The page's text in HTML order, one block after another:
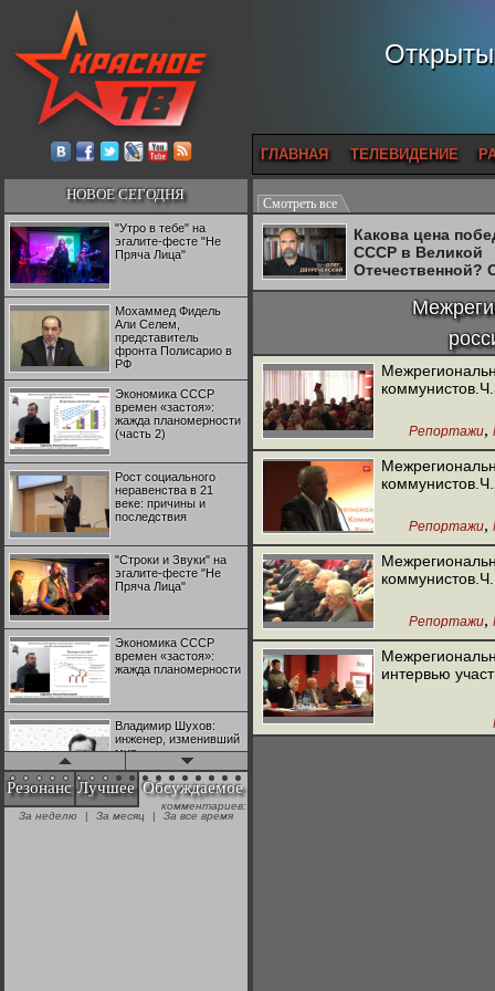
ГЛАВНАЯ ТЕЛЕВИДЕНИЕ
НОВОЕ СЕГОДНЯ
"Утро в тебе" на
эгалите-фесте "Не
Пряча Лица"
Мохаммед Фидель
Али Селем,
представитель
фронта Полисарио в
РФ
Экономика СССР
времен «застоя»:
жажда планомерности
(часть 2)
Рост социального
неравенства в 21
веке: причины и
последствия
"Строки и Звуки" на
эгалите-фесте "Не
Пряча Лица"
Экономика СССР
времен «застоя»:
жажда планомерности
Владимир Шухов:
инженер, изменивший
мир
"Аркадий Коц" на
эгалите-фесте "Не
Резонанс Лучшее Обсуждаемое
комментариев:
За неделю
| За месяц | За все время
Смотреть все
Какова цена
СССР в Великой
Отечественной?
Двуреченский о
потерянной
Репортажи,
Репортажи,
Репортажи,
интервью